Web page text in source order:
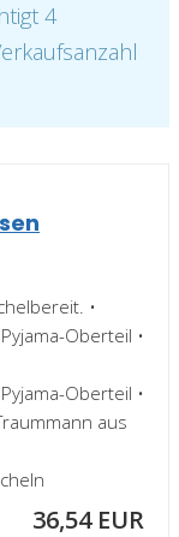
4
•
Oberteil •
Oberteil •
aus
36,54 EUR